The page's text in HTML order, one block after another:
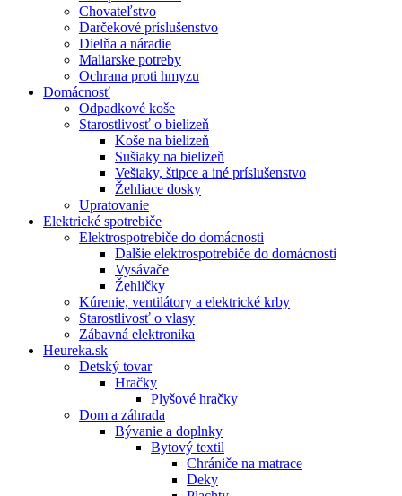
Chovateľstvo
Darčekové príslušenstvo
Dielňa a náradie
Maliarske potreby
Ochrana proti hmyzu
Domácnosť
Odpadkové koše
Starostlivosť o bielizeň
Koše na bielizeň
Sušiaky na bielizeň
Vešiaky, štipce a iné príslušenstvo
Žehliace dosky
Upratovanie
Elektrické spotrebiče
Elektrospotrebiče do domácnosti
Dalšie elektrospotrebiče do domácnosti
Vysávače
Žehličky
Kúrenie, ventilátory a elektrické krby
Starostlivosť o vlasy
Zábavná elektronika
Heureka.sk
Detský tovar
Hračky
Plyšové hračky
Dom a záhrada
Bývanie a doplnky
Bytový textil
Chrániče na matrace
Deky